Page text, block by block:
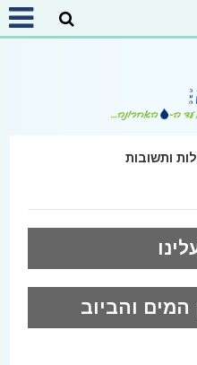
ותשובות
והביוב